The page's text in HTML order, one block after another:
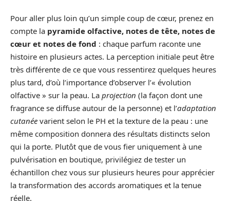
Pour aller plus loin qu’un simple coup de cœur, prenez en
compte la pyramide olfactive, notes de tête, notes de
cœur et notes de fond : chaque parfum raconte une
histoire en plusieurs actes. La perception initiale peut être
très différente de ce que vous ressentirez quelques heures
plus tard, d’où l’importance d’observer l’« évolution
olfactive » sur la peau. La projection (la façon dont une
fragrance se diffuse autour de la personne) et l’adaptation
cutanée varient selon le PH et la texture de la peau : une
même composition donnera des résultats distincts selon
qui la porte. Plutôt que de vous fier uniquement à une
pulvérisation en boutique, privilégiez de tester un
échantillon chez vous sur plusieurs heures pour apprécier
la transformation des accords aromatiques et la tenue
réelle.